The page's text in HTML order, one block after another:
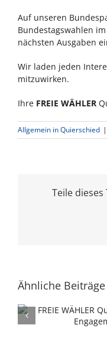
Auf unseren
Bundestagswahlen
nächsten Ausgaben
Wir laden jeden
mitzuwirken.
Ihre FREIE WÄHLER
Allgemein in Quierschied |
Teile
Ähnliche Beiträge